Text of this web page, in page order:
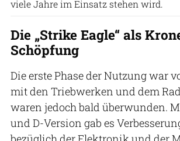
viele Jahre im Einsatz stehen wird.
Die „Strike Eagle“ als
Schöpfung
Die erste Phase der Nutzung war
mit den Triebwerken und dem
waren jedoch bald überwunden.
und D-Version gab es